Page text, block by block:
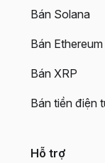
Bán Solana
Bán Ethereum
Bán XRP
Bán tiền điện
Hỗ trợ